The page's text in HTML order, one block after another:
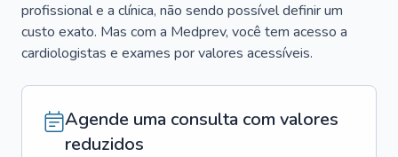
profissional e a clínica, não sendo possível definir um
custo exato. Mas com a Medprev, você tem acesso a
cardiologistas e exames por valores acessíveis.
Agende uma consulta com valores
reduzidos